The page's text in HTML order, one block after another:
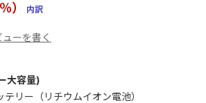
） 内訳
ーを書く
大容量)
リー（リチウムイオン電池）